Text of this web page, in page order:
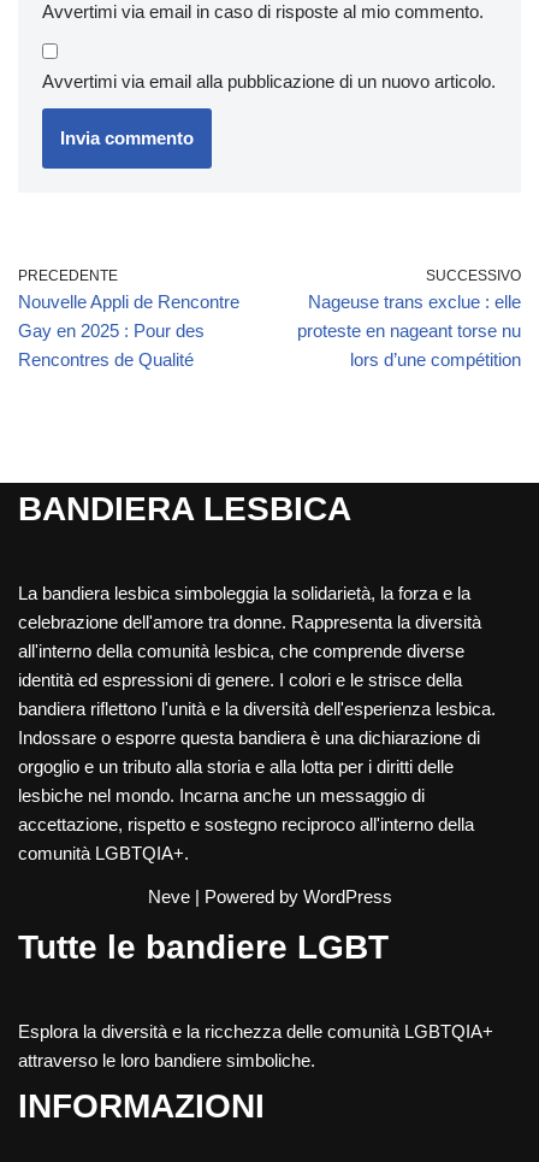
Avvertimi via email in caso di risposte al mio commento.
Avvertimi via email alla pubblicazione di un nuovo articolo.
PRECEDENTE
Nouvelle Appli de Rencontre
Gay en 2025 : Pour des
Rencontres de Qualité
SUCCESSIVO
Nageuse trans exclue : elle
proteste en nageant torse nu
lors d’une compétition
BANDIERA LESBICA
La bandiera lesbica simboleggia la solidarietà, la forza e la
celebrazione dell'amore tra donne. Rappresenta la diversità
all'interno della comunità lesbica, che comprende diverse
identità ed espressioni di genere. I colori e le strisce della
bandiera riflettono l'unità e la diversità dell'esperienza lesbica.
Indossare o esporre questa bandiera è una dichiarazione di
orgoglio e un tributo alla storia e alla lotta per i diritti delle
lesbiche nel mondo. Incarna anche un messaggio di
accettazione, rispetto e sostegno reciproco all'interno della
comunità LGBTQIA+.
Neve| Powered by WordPress
Tutte le bandiere LGBT
Esplora la diversità e la ricchezza delle comunità LGBTQIA+
attraverso le loro bandiere simboliche.
INFORMAZIONI